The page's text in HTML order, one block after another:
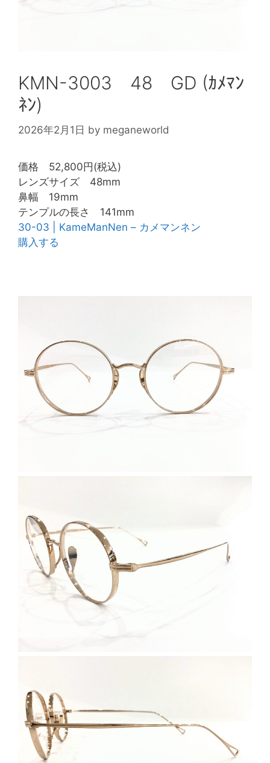
KMN-3003 48 GD (ｶﾒﾏﾝ
ﾈﾝ)
2026年2月1日 by meganeworld
価格 52,800円(税込)
レンズサイズ 48mm
鼻幅 19mm
テンプルの長さ 141mm
30-03 | KameManNen – カメマンネン
購入する